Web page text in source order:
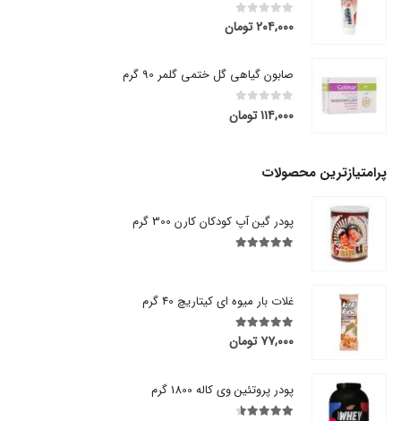
۲۰۴,۰۰۰تومان
صابون گیاهی گل ختمی گلمر 90 گرم
۱۱۴,۰۰۰تومان
پرامتیازترین محصولات
پودر گین آپ کودکان کارن 300 گرم
غلات بار میوه ای کیتاریچ 40 گرم
5.00
out of 5
۷۷,۰۰۰ تومان
پودر پروتئین وی کاله 1800 گرم